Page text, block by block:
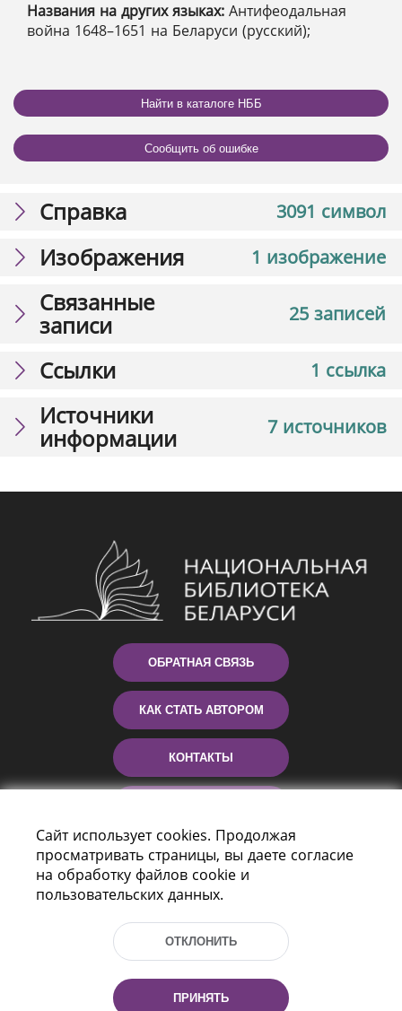
Названия на других языках: Антифеодальная
война 1648–1651 на Беларуси (русский);
Найти в каталоге НББ
Сообщить об ошибке
3091 символ
Справка
1 изображение
Изображения
25 записей
Связанные
записи
1 ссылка
Ссылки
7 источников
Источники
информации
ОБРАТНАЯ СВЯЗЬ
КАК СТАТЬ АВТОРОМ
КОНТАКТЫ
Пр-т Независимости 116
г. Минск, Республика Беларусь, 220114
Сайт использует cookies. Продолжая
просматривать страницы, вы даете согласие
на обработку файлов cookie и
пользовательских данных.
ОТКЛОНИТЬ
ПРИНЯТЬ